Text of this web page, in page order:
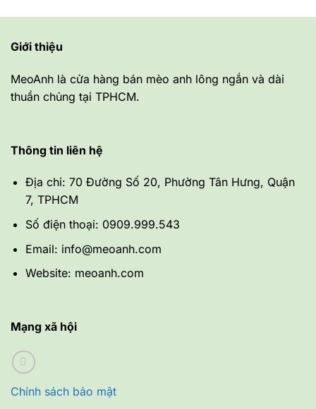
Giới thiệu
MeoAnh là cửa hàng bán mèo anh lông ngắn và dài
thuần chủng tại TPHCM.
Thông tin liên hệ
Địa chỉ: 70 Đường Số 20, Phường Tân Hưng, Quận
7, TPHCM
Số điện thoại: 0909.999.543
Email: info@meoanh.com
Website: meoanh.com
Mạng xã hội
Chính sách bảo mật